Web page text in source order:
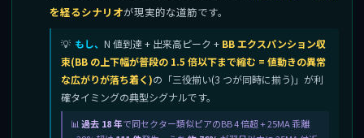
を経るシナリオが現実的な道筋です。
もし、 N 値到達 + 出来高ピーク + BB エクスパンション収
束(BB の上下幅が普段の 1.5 倍以下まで縮む = 値動きの異常
な広がりが落ち着く)の「三役揃い(3 つが同時に揃う)」が利
確タイミングの典型シグナルです。
過去 18 年で同セクター類似ピアのBB 4 倍超 + 25MA 乖離